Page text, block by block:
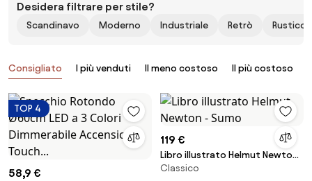
Desidera filtrare per stile?
Scandinavo Moderno Industriale Retrò Rustico
Prodotti
Consigliato I più venduti Il meno costoso Il più costoso
TOP 4
58,9 €
119 €
Libro illustrato Helmut Newton
- Sumo
Classico